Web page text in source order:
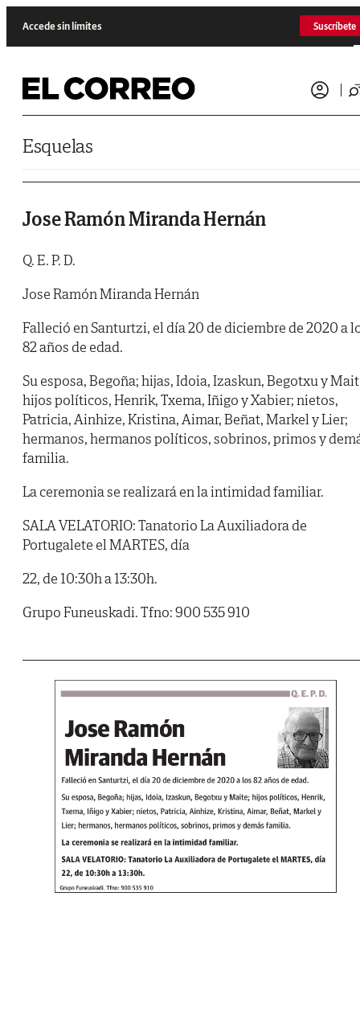
Accede sin límites Suscríbete
Esquelas
Jose Ramón Miranda Hernán
Q. E. P. D.
Jose Ramón Miranda Hernán
Falleció en Santurtzi, el día 20 de diciembre de 2020 a
82 años de edad.
Su esposa, Begoña; hijas, Idoia, Izaskun, Begotxu y
hijos políticos, Henrik, Txema, Iñigo y Xabier; nietos,
Patricia, Ainhize, Kristina, Aimar, Beñat, Markel y Lier;
hermanos, hermanos políticos, sobrinos, primos y
familia.
La ceremonia se realizará en la intimidad familiar.
SALA VELATORIO: Tanatorio La Auxiliadora de
Portugalete el MARTES, día
22, de 10:30h a 13:30h.
Grupo Funeuskadi. Tfno: 900 535 910